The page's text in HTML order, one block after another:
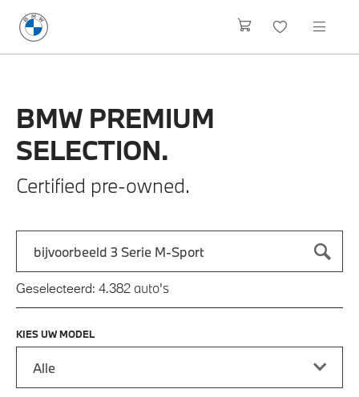
BMW PREMIUM
SELECTION.
Certified pre-owned.
Zoek naar een automodel, bijvoorbeeld 3 Serie M-Sport
Typ een automodel in en druk op enter om te zoeken
Geselecteerd: 4.382 auto's
KIES UW MODEL